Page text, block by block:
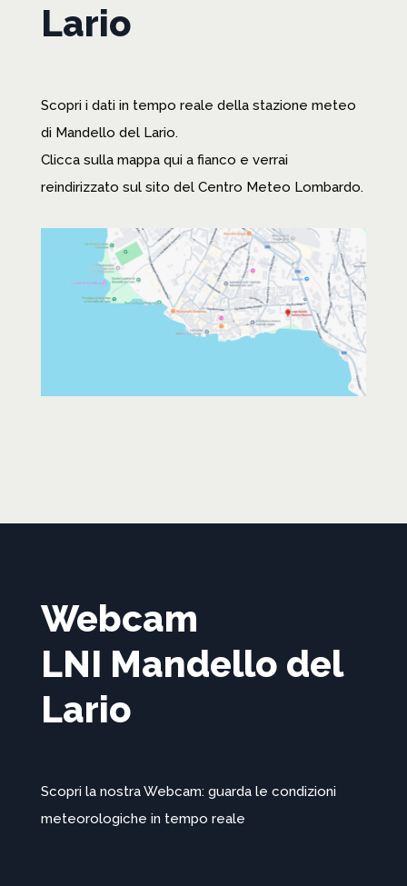
Lario
Scopri i dati in tempo reale della stazione meteo
di Mandello del Lario.
Clicca sulla mappa qui a fianco e verrai
reindirizzato sul sito del Centro Meteo Lombardo.
Webcam
LNI Mandello del
Lario
Scopri la nostra Webcam: guarda le condizioni
meteorologiche in tempo reale